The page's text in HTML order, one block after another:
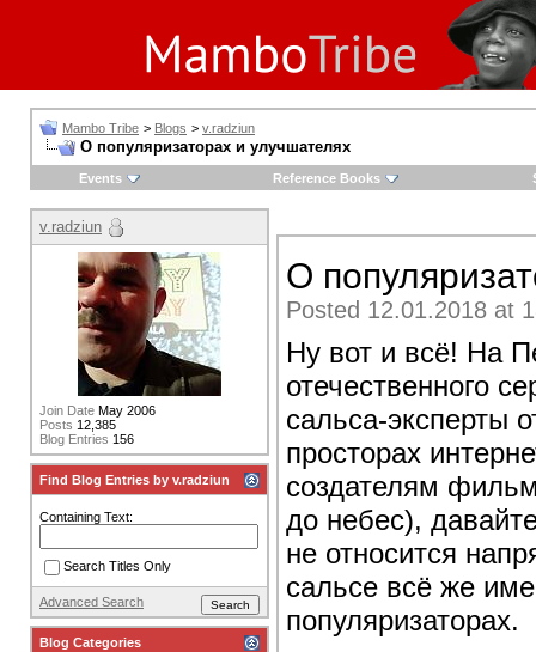
Mambo Tribe > Blogs > v.radziun
О популяризаторах и улучшателях
Events Reference Books
О
Posted 12.01.2018 at
Ну вот и всё! На
отечественного
сальса-эксперты
просторах
создателям
до небес),
не относится
сальсе всё же
популяризаторах.
v.radziun
Join Date May 2006
Posts 12,385
Blog Entries 156
Find Blog Entries by v.radziun
Containing Text:
Search Titles Only
Advanced Search
Blog Categories